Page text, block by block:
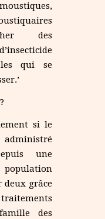
des
qui se
si le
une
deux grâce
des